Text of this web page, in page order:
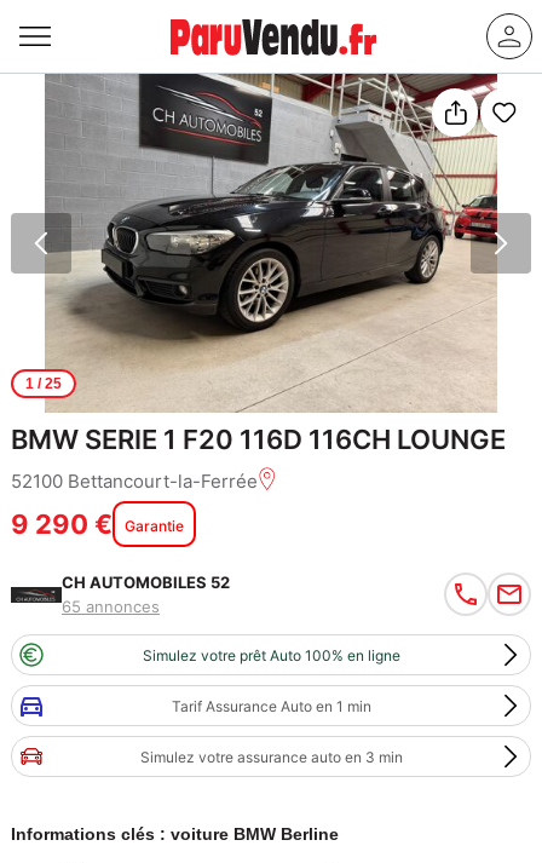
1/ 25
BMW SERIE 1 F20 116D 116CH LOUNGE
52100 Bettancourt-la-Ferrée
9 290 € Garantie
CH AUTOMOBILES 52
65 annonces
Simulez votre prêt Auto 100% en ligne
Tarif Assurance Auto en 1 min
Simulez votre assurance auto en 3 min
Informations clés : voiture BMW Berline